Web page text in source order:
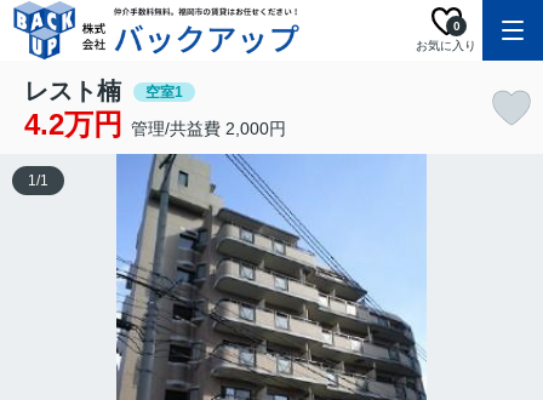
お気に入り
0
レスト楠 空室1
4.2万円 管理/共益費 2,000円
1/1